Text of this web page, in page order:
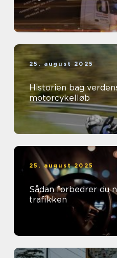
25. august 2025
Historien bag
motorcykelløb
25. august 2025
Sådan forbedrer du
trafikken